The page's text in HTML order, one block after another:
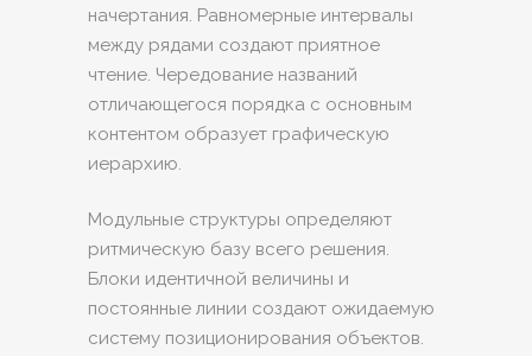
начертания. Равномерные интервалы
между рядами создают приятное
чтение. Чередование названий
отличающегося порядка с основным
контентом образует графическую
иерархию.
Модульные структуры определяют
ритмическую базу всего решения.
Блоки идентичной величины и
постоянные линии создают ожидаемую
систему позиционирования объектов.